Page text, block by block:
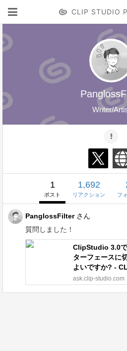
CLIP STUDIO
Writer/
1
ポスト
1,692
リアクション フ
PanglossFilterさん
質問しました！
ClipStudio 3.0
ターフェースに
よいですか? -
ask.clip-studio.com